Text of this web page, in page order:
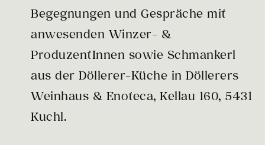
Begegnungen und Gespräche mit
anwesenden Winzer- &
ProduzentInnen sowie Schmankerl
aus der Döllerer-Küche in Döllerers
Weinhaus & Enoteca, Kellau 160, 5431
Kuchl.